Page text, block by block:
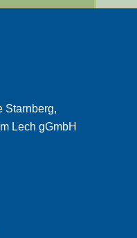
Starnberg,
Lech gGmbH